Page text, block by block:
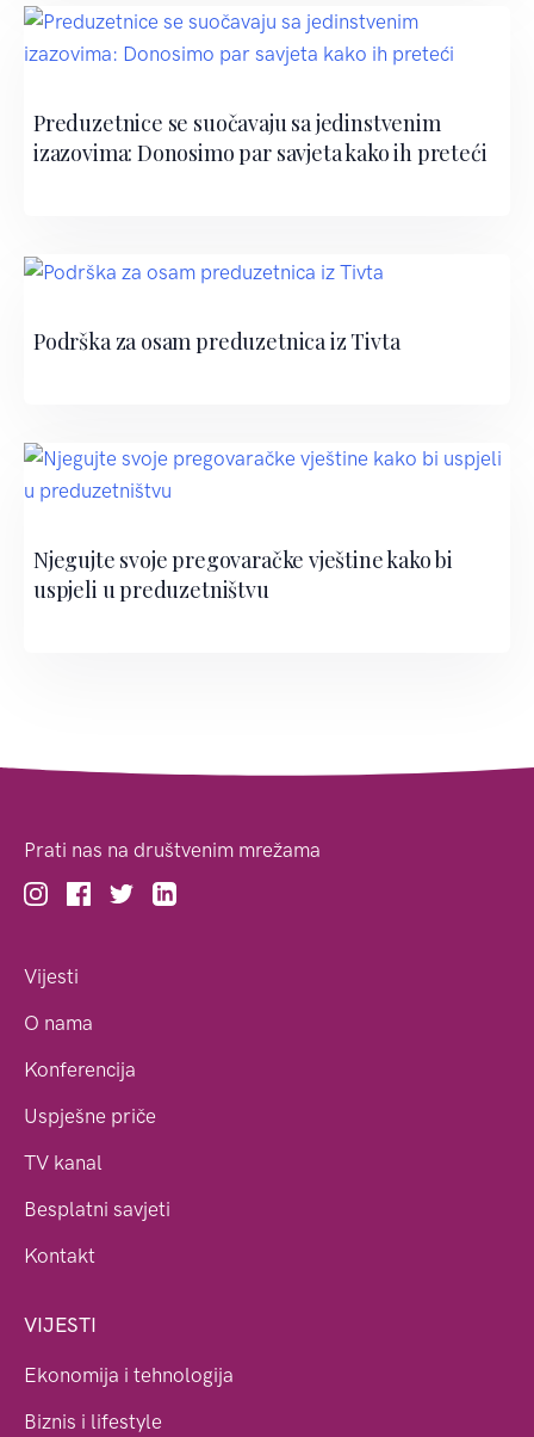
Preduzetnice se suočavaju sa jedinstvenim
izazovima: Donosimo par savjeta kako ih preteći
Podrška za osam preduzetnica iz Tivta
Njegujte svoje pregovaračke vještine kako bi
uspjeli u preduzetništvu
Prati nas na društvenim mrežama
Vijesti
O nama
Konferencija
Uspješne priče
TV kanal
Besplatni savjeti
Kontakt
VIJESTI
Ekonomija i tehnologija
Biznis i lifestyle